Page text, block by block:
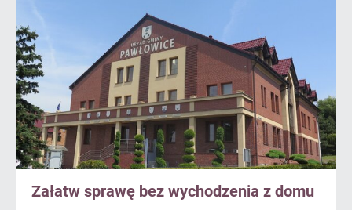
Załatw sprawę bez wychodzenia z domu